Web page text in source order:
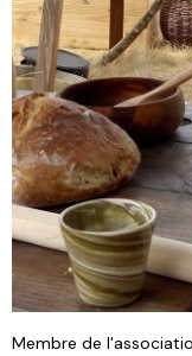
Membre de